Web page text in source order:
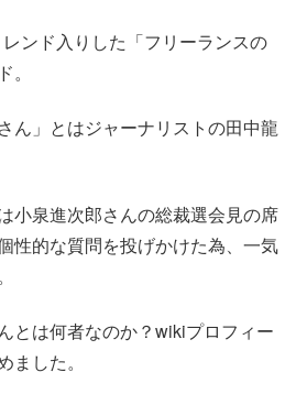
ンド入りした「フリーランスの
ん」とはジャーナリストの田中龍
小泉進次郎さんの総裁選会見の席
性的な質問を投げかけた為、一気
とは何者なのか？wikiプロフィー
ました。